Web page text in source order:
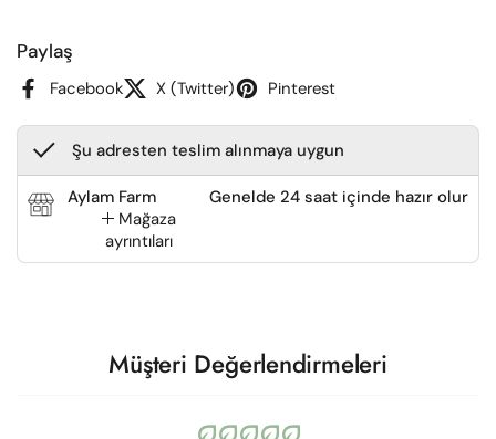
Paylaş
Facebook X (Twitter) Pinterest
Şu adresten teslim alınmaya uygun
Aylam Farm
Mağaza
ayrıntıları
Genelde 24 saat içinde hazır olur
Müşteri Değerlendirmeleri